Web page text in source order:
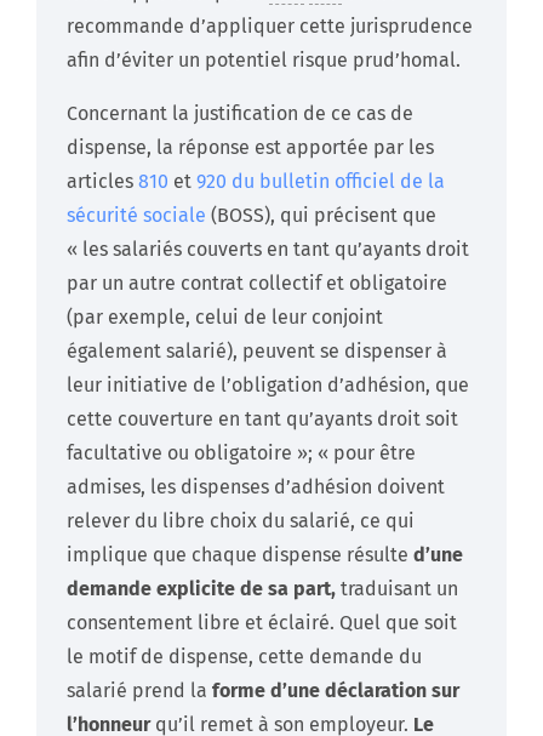
recommande d’appliquer cette jurisprudence
afin d’éviter un potentiel risque prud’homal.
Concernant la justification de ce cas de
dispense, la réponse est apportée par les
articles 810 et 920 du bulletin officiel de la
sécurité sociale (BOSS), qui précisent que
« les salariés couverts en tant qu’ayants droit
par un autre contrat collectif et obligatoire
(par exemple, celui de leur conjoint
également salarié), peuvent se dispenser à
leur initiative de l’obligation d’adhésion, que
cette couverture en tant qu’ayants droit soit
facultative ou obligatoire »; « pour être
admises, les dispenses d’adhésion doivent
relever du libre choix du salarié, ce qui
implique que chaque dispense résulte d’une
demande explicite de sa part, traduisant un
consentement libre et éclairé. Quel que soit
le motif de dispense, cette demande du
salarié prend la forme d’une déclaration sur
l’honneurqu’il remet à son employeur. Le